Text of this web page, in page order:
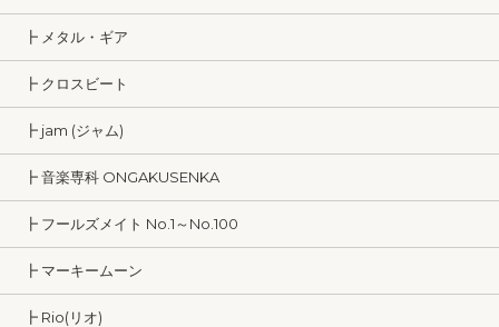
┣ メタル・ギア
┣ クロスビート
┣ jam (ジャム)
┣ 音楽専科 ONGAKUSENKA
┣ フールズメイト No.1～No.100
┣ マーキームーン
┣ Rio(リオ)